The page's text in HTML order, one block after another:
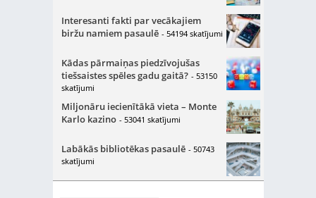
Interesanti fakti par vecākajiem
biržu namiem pasaulē - 54194 skatījumi
Kādas pārmaiņas piedzīvojušas
tiešsaistes spēles gadu gaitā? - 53150
skatījumi
Miljonāru iecienītākā vieta – Monte
Karlo kazino - 53041 skatījumi
Labākās bibliotēkas pasaulē - 50743
skatījumi